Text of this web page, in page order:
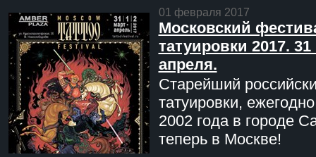
01 февраля 2017
Московский
татуировки 2017. 31
апреля.
Старейший
татуировки,
2002 года в городе
теперь в Москве!